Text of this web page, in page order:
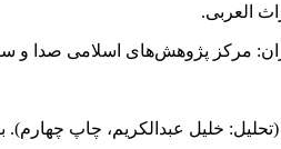
العربی.
مرکز پژوهش‌های اسلامی صدا و
(تحلیل: خلیل عبدالکریم، چاپ چهارم).